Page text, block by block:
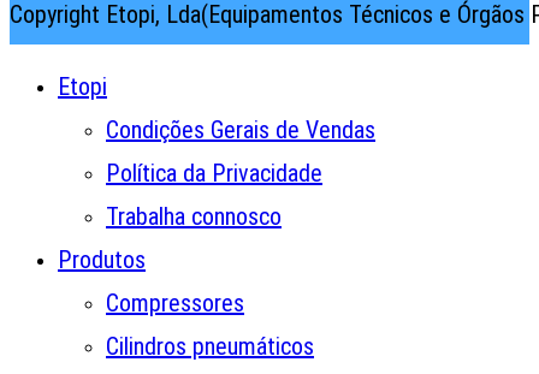
Copyright Etopi, Lda(Equipamentos Técnicos e
Etopi
Condições Gerais de Vendas
Política da Privacidade
Trabalha connosco
Produtos
Compressores
Cilindros pneumáticos